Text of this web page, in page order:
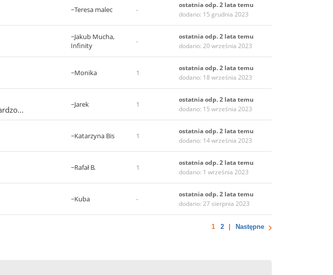
~Teresa malec -
ostatnia odp. 2 lata temu
dodano: 15 grudnia 2023
~Jakub Mucha,
Infinity
-
ostatnia odp. 2 lata temu
dodano: 20 września 2023
~Monika 1
ostatnia odp. 2 lata temu
dodano: 18 września 2023
~Jarek 1
ostatnia odp. 2 lata temu
dodano: 15 września 2023
~Katarzyna Bis 1
ostatnia odp. 2 lata temu
dodano: 14 września 2023
~Rafał B. 1
ostatnia odp. 2 lata temu
dodano: 1 września 2023
~Kuba -
ostatnia odp. 2 lata temu
dodano: 27 sierpnia 2023
1 2 Następne